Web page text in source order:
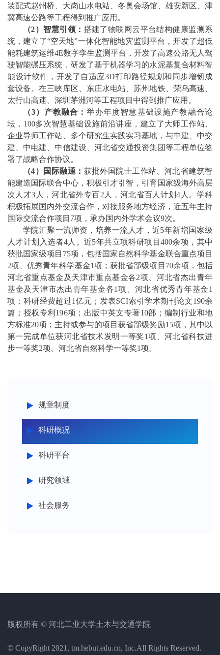
规章制度
科研概况
科研平台
研究领域
社会服务
装配式赵州桥、大岗山水电站、冬奥会场馆、雄安新区、津
冀高速公路等工程得到推广应用。
（2）智慧引领： 搭建了物联网云平台结构健康监测系
统，建立了“空天地”一体化智能地灾监测平台，开发了超低
能耗建筑运维4E数字孪生监测平台，开发了高速公路无人驾
驶智能碾压系统，研发了基于机器学习的水泥基复合材料智
能设计软件，开发了自适应3D打印路径规划和同步增韧成
套设备。在三峡库区、东庄水电站、苏州地铁、荣乌高速、
太行山高速、深圳茅洲河等工程项目中得到推广应用。
（3） 产教融合：举办年度智慧基础设施产教融合论
坛，100多次智慧基础设施前沿讲座，建立了大师工作站、
企业导师工作站、多个研究生实践实习基地，与中建、中交
建、中电建、中信建设、河北省交通投资集团等工程单位签
署了战略合作协议。
（4） 国际融通： 获批外国院士工作站、河北省建筑智
能建造国际联合中心，积极引才引智，引育国家级海外高层
次人才3人，河北省外专百2人，河北省百人计划4人。学科
积极拓展国内外交流合作，对接服务地方经济，近五年主持
国际交流合作项目7项，承办国内外学术会议9次。
学院汇聚一流师资，培养一流人才，近5年新增国家级
人才计划入选者4人。近5年共立项科研项目400余项，其中
获批国家级项目75项，包括国家自然科学基金联合重点项目
2项、优秀青年科学基金1项；获批省部级项目70余项，包括
河北省重点基金及天津市重点基金各2项、河北省杰出青年
基金及天津市杰出青年基金各1项、河北省优秀青年基金1
项；科研经费超过1亿元；发表SCI索引学术期刊论文190余
篇；授权专利196项；出版中英文专著10部；编制行业和地
方标准20项；主持或参与的项目获省部级奖励15项，其中以
第一完成单位获河北省技术发明一等奖1项、河北省科技进
步一等奖2项、河北省自然科学一等奖1项。
版权所有 © 河北工业大学土木与交通学院
© CopyRight 2021, tm.hebut.edu.cn, Inc.All Rights Reserved.